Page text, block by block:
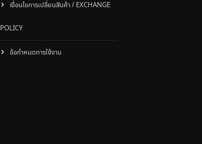
เงื่อนไขการเปลี่ยนสินค้า / EXCHANGE
POLICY
ข้อกำหนดการใช้งาน